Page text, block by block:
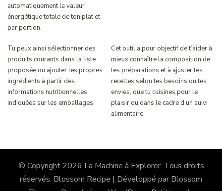
automatiquement la valeur
énergétique totale de ton plat et
par portion.
Tu peux ainsi sélectionner des
produits courants dans la liste
proposée ou ajouter tes propres
ingrédients à partir des
informations nutritionnelles
indiquées sur les emballages.
Cet outil a pour objectif de t’aider à
mieux connaître la composition de
tes préparations et à ajuster tes
recettes selon tes besoins ou tes
envies, que tu cuisines pour le
plaisir ou dans le cadre d’un suivi
alimentaire.
© Copyright 2026 La Machine à Explorer. Tous droits
réservés. Blossom Recipe | Développé par Blossom